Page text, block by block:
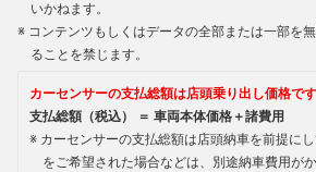
いかねます。
コンテンツもしくはデータの全部または一部を
ることを禁じます。
カーセンサーの支払総額は店頭乗り出し価格です
支払総額（税込） ＝ 車両本体価格＋諸費用
カーセンサーの支払総額は店頭納車を前提に
をご希望された場合などは、別途納車費用が